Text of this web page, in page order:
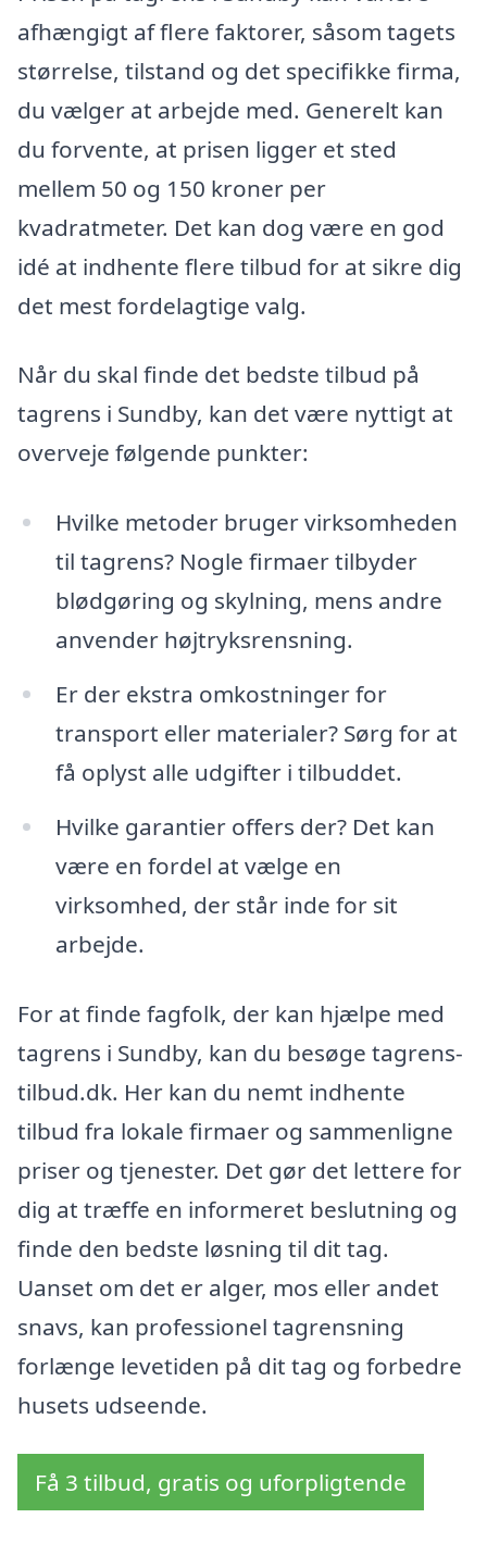
afhængigt af flere faktorer, såsom tagets
størrelse, tilstand og det specifikke firma,
du vælger at arbejde med. Generelt kan
du forvente, at prisen ligger et sted
mellem 50 og 150 kroner per
kvadratmeter. Det kan dog være en god
idé at indhente flere tilbud for at sikre dig
det mest fordelagtige valg.
Når du skal finde det bedste tilbud på
tagrens i Sundby, kan det være nyttigt at
overveje følgende punkter:
Hvilke metoder bruger virksomheden
til tagrens? Nogle firmaer tilbyder
blødgøring og skylning, mens andre
anvender højtryksrensning.
Er der ekstra omkostninger for
transport eller materialer? Sørg for at
få oplyst alle udgifter i tilbuddet.
Hvilke garantier offers der? Det kan
være en fordel at vælge en
virksomhed, der står inde for sit
arbejde.
For at finde fagfolk, der kan hjælpe med
tagrens i Sundby, kan du besøge tagrens-
tilbud.dk. Her kan du nemt indhente
tilbud fra lokale firmaer og sammenligne
priser og tjenester. Det gør det lettere for
dig at træffe en informeret beslutning og
finde den bedste løsning til dit tag.
Uanset om det er alger, mos eller andet
snavs, kan professionel tagrensning
forlænge levetiden på dit tag og forbedre
husets udseende.
Få 3 tilbud, gratis og uforpligtende